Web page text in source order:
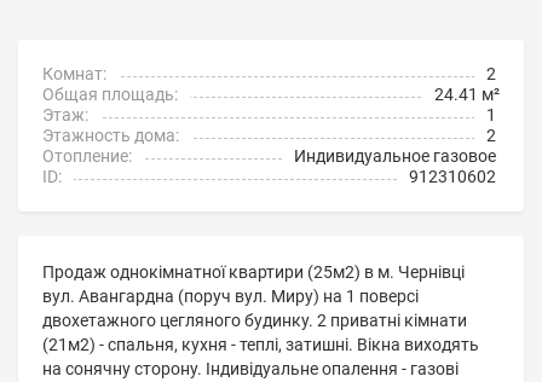
Комнат:
2
Общая площадь:
24.41 м²
Этаж:
1
Этажность дома:
2
Отопление:
Индивидуальное газовое
ID:
912310602
Продаж однокімнатної квартири (25м2) в м. Чернівці
вул. Авангардна (поруч вул. Миру) на 1 поверсі
двохетажного цегляного будинку. 2 приватні кімнати
(21м2) - спальня, кухня - теплі, затишні. Вікна виходять
на сонячну сторону. Індивідуальне опалення - газові